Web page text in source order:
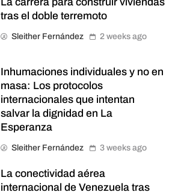
tras el doble terremoto
Sleither Fernández 2 weeks ago
Inhumaciones individuales y no en
masa: Los protocolos
internacionales que intentan
salvar la dignidad en La
Esperanza
Sleither Fernández 3 weeks ago
La conectividad aérea
internacional de Venezuela tras